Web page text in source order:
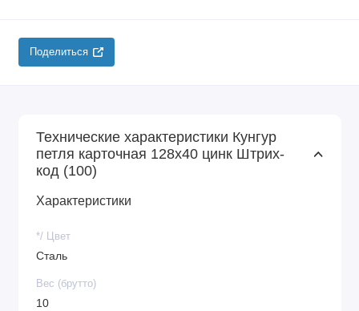
Поделиться
Технические характеристики Кунгур
петля карточная 128x40 цинк Штрих-
код (100)
Характеристики
*/ Цвет
Сталь
Вес (брутто)
10